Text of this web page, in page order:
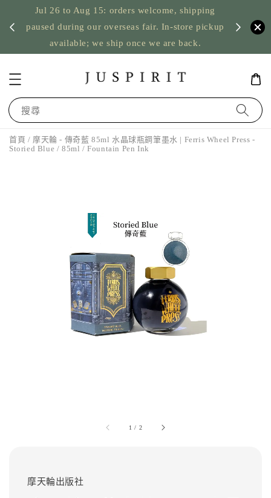
Jul 26 to Aug 15: orders welcome, shipping
paused during our overseas fair. In-store pickup
available; we ship once we are back.
US
搜尋
首頁 / 摩天輪 - 傳奇藍 85ml 水晶球瓶鋼筆墨水 | Ferris Wheel Press -
Storied Blue / 85ml / Fountain Pen Ink
1 / 2
摩天輪出版社